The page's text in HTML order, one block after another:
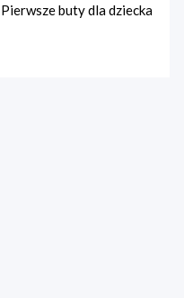
Pierwsze buty dla dziecka